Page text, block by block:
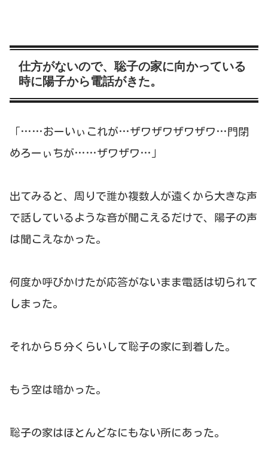
仕方がないので、聡子の家に向かっている
時に陽子から電話がきた。
「……おーいぃこれが…ザワザワザワザワ…門閉
めろーぃちが……ザワザワ…」
出てみると、周りで誰か複数人が遠くから大きな声
で話しているような音が聞こえるだけで、陽子の声
は聞こえなかった。
何度か呼びかけたが応答がないまま電話は切られて
しまった。
それから５分くらいして聡子の家に到着した。
もう空は暗かった。
聡子の家はほとんどなにもない所にあった。